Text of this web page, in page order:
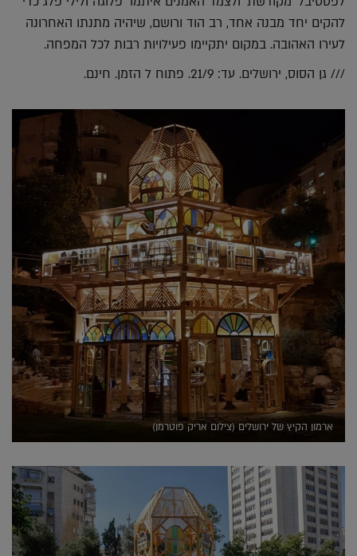
להקים יחד מבנה אחד, רב הוד ורושם, שיהיה מתנתו האחרונה
לעירו האהובה. במקום יתקיימו פעילויות רבות לכל המפחה.
/// גן הסוס, ירושלים. עד: 21/9. פתוח ל הזמן. חינם.
ארמון הקיץ של ירושלים (צילום אריק פוטרמן)